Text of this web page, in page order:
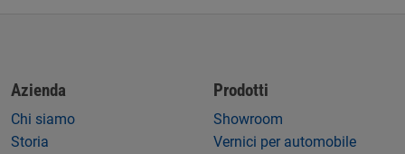
Azienda
Chi siamo
Storia
Prodotti
Showroom
Vernici per automobile